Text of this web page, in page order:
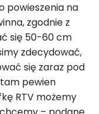
powieszenia na
zgodnie z
się 50-60 cm
zdecydować,
się zaraz pod
pewien
RTV możemy